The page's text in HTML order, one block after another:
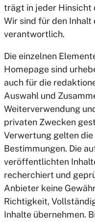
trägt in jeder Hinsicht
Wir sind für den Inhalt
verantwortlich.
Die einzelnen
Homepage sind
auch für die
Auswahl und
Weiterverwendung
privaten Zwecken
Verwertung gelten
Bestimmungen. Die
veröffentlichten
recherchiert und
Anbieter keine
Richtigkeit,
Inhalte übernehmen.